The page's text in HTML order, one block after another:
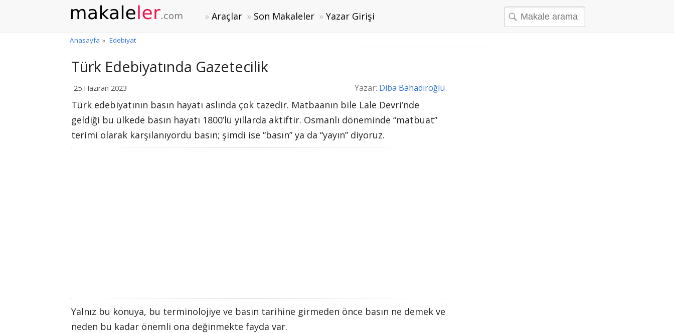
Araçlar Son Makaleler Yazar Girişi
Anasayfa » Edebiyat
Türk Edebiyatında Gazetecilik
25 Haziran 2023 Yazar: Diba Bahadıroğlu
Türk edebiyatının basın hayatı aslında çok tazedir. Matbaanın bile Lale Devri’nde
geldiği bu ülkede basın hayatı 1800’lü yıllarda aktiftir. Osmanlı döneminde “matbuat”
terimi olarak karşılanıyordu basın; şimdi ise “basın” ya da “yayın” diyoruz.
Yalnız bu konuya, bu terminolojiye ve basın tarihine girmeden önce basın ne demek ve
neden bu kadar önemli ona değinmekte fayda var.